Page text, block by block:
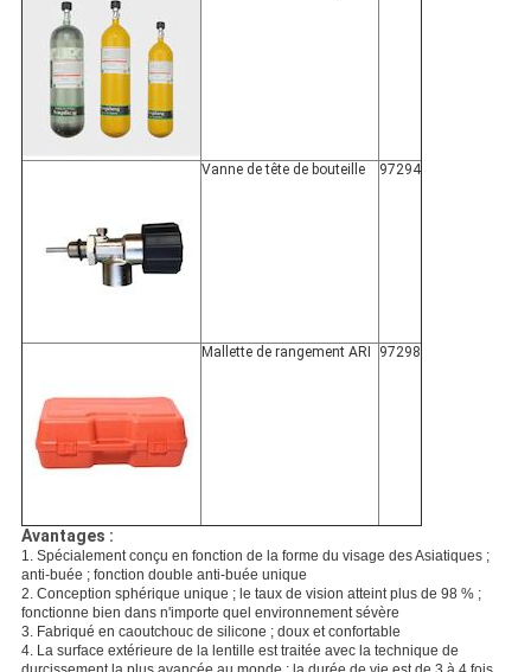
Vanne de tête de bouteille 97294
Mallette de rangement ARI 97298
Avantages :
1. Spécialement conçu en fonction de la forme du visage des Asiatiques ;
anti-buée ; fonction double anti-buée unique
2. Conception sphérique unique ; le taux de vision atteint plus de 98 % ;
fonctionne bien dans n'importe quel environnement sévère
3. Fabriqué en caoutchouc de silicone ; doux et confortable
4. La surface extérieure de la lentille est traitée avec la technique de